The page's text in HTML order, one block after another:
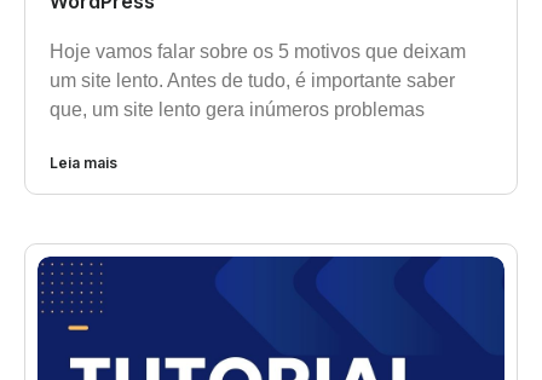
Hoje vamos falar sobre os 5 motivos que deixam
um site lento. Antes de tudo, é importante saber
que, um site lento gera inúmeros problemas
Leia mais